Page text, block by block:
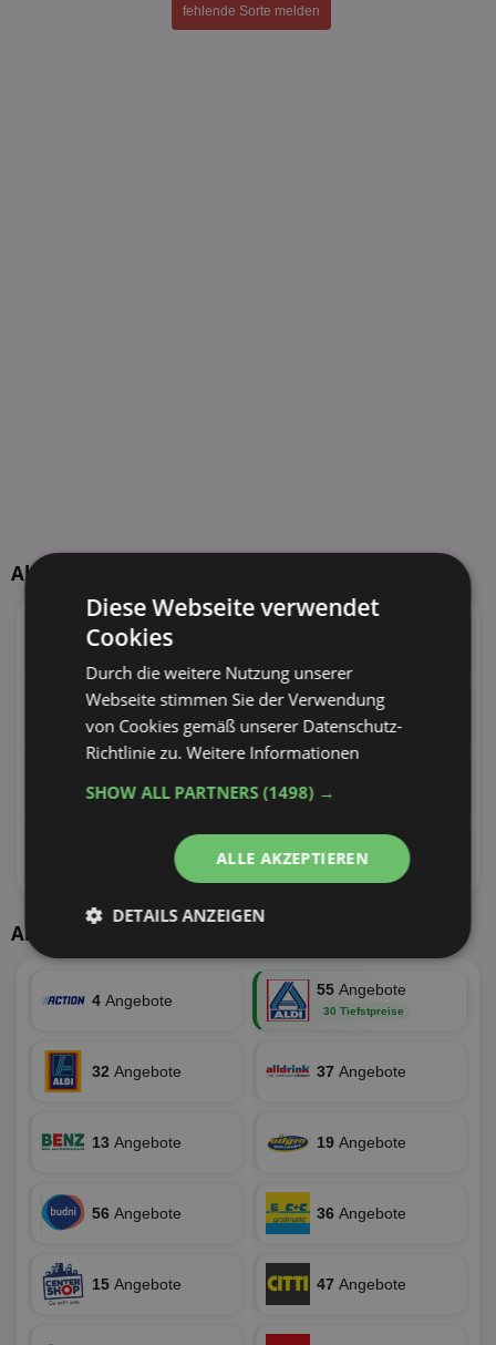
fehlende Sorte melden
Aktuelle TOP-Händler
95 Angebote
100 Angebote
30 Tiefstpreise
110 Angebote
29 Tiefstpreise
27 Tiefstpreise 24 Tiefstpreise
Angebote
22 Tiefstpreise
Angebote
19 Tiefstpreise
Aktuelle Angebote
4 Angebote
55 Angebote
30 Tiefstpreise
32 Angebote 37 Angebote
13 Angebote 19 Angebote
56 Angebote 36 Angebote
15 Angebote 47 Angebote
Diese Webseite verwendet
Cookies
Durch die weitere Nutzung unserer
Webseite stimmen Sie der Verwendung
von Cookies gemäß unserer Datenschutz-
Richtlinie zu.Weitere Informationen
SHOW ALL PARTNERS(1498) →
ALLE AKZEPTIEREN
DETAILS ANZEIGEN
Unbedingt
Performance
Targeting Funktionalität
Unklassifizierte
Performance
Funktionalität Unklassifizierte